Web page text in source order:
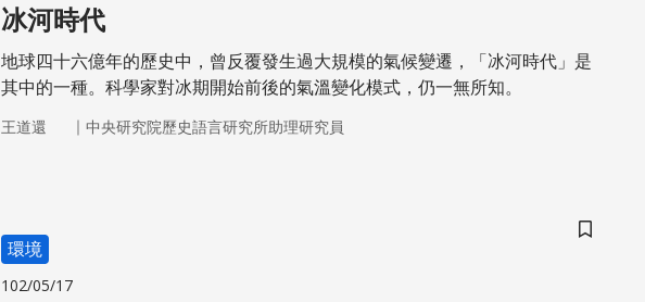
冰河時代
地球四十六億年的歷史中，曾反覆發生過大規模的氣候變遷，「冰河時代」是
其中的一種。科學家對冰期開始前後的氣溫變化模式，仍一無所知。
王道還 ｜ 中央研究院歷史語言研究所助理研究員
儲存書籤
環境
102/05/17